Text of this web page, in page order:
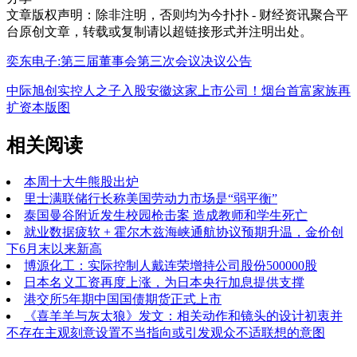
文章版权声明：除非注明，否则均为今扑扑 - 财经资讯聚合平
台 原创文章，转载或复制请以超链接形式并注明出处。
奕东电子:第三届董事会第三次会议决议公告
中际旭创实控人之子入股安徽这家上市公司！烟台首富家族再
扩资本版图
相关阅读
本周十大牛熊股出炉
里士满联储行长称美国劳动力市场是“弱平衡”
泰国曼谷附近发生校园枪击案 造成教师和学生死亡
就业数据疲软 + 霍尔木兹海峡通航协议预期升温，金价创
下6月末以来新高
博源化工：实际控制人戴连荣增持公司股份500000股
日本名义工资再度上涨，为日本央行加息提供支撑
港交所5年期中国国债期货正式上市
《喜羊羊与灰太狼》发文：相关动作和镜头的设计初衷并
不存在主观刻意设置不当指向或引发观众不适联想的意图